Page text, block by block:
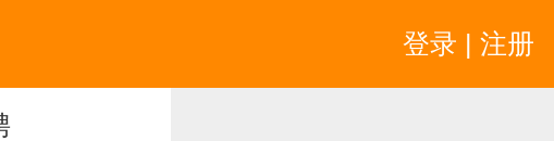
登录 | 注册